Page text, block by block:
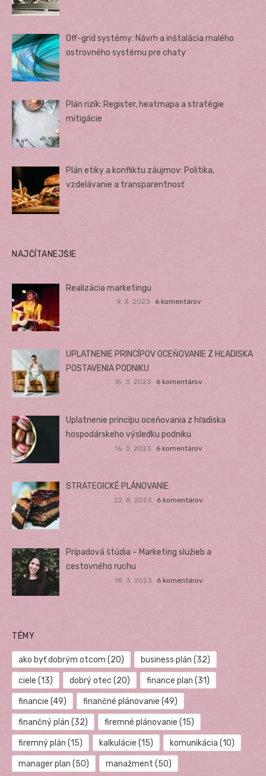
Off-grid systémy: Návrh a inštalácia malého
ostrovného systému pre chaty
Plán rizík: Register, heatmapa a stratégie
mitigácie
Plán etiky a konfliktu záujmov: Politika,
vzdelávanie a transparentnosť
NAJČÍTANEJŠIE
Realizácia marketingu
9. 3. 2023 6 komentárov
UPLATNENIE PRINCÍPOV OCEŇOVANIE Z HĽADISKA
POSTAVENIA PODNIKU
15. 3. 2023 6 komentárov
Uplatnenie princípu oceňovania z hľadiska
hospodárskeho výsledku podniku
16. 3. 2023 6 komentárov
STRATEGICKÉ PLÁNOVANIE
22. 8. 2023 6 komentárov
Prípadová štúdia – Marketing služieb a
cestovného ruchu
18. 3. 2023 6 komentárov
TÉMY
ako byť dobrým otcom (20) business plán (32)
ciele (13) dobrý otec (20) finance plan (31)
financie (49) finančné plánovanie (49)
finančný plán (32) firemné plánovanie (15)
firemný plán (15) kalkulácie (15) komunikácia (10)
manager plan (50) manažment (50)